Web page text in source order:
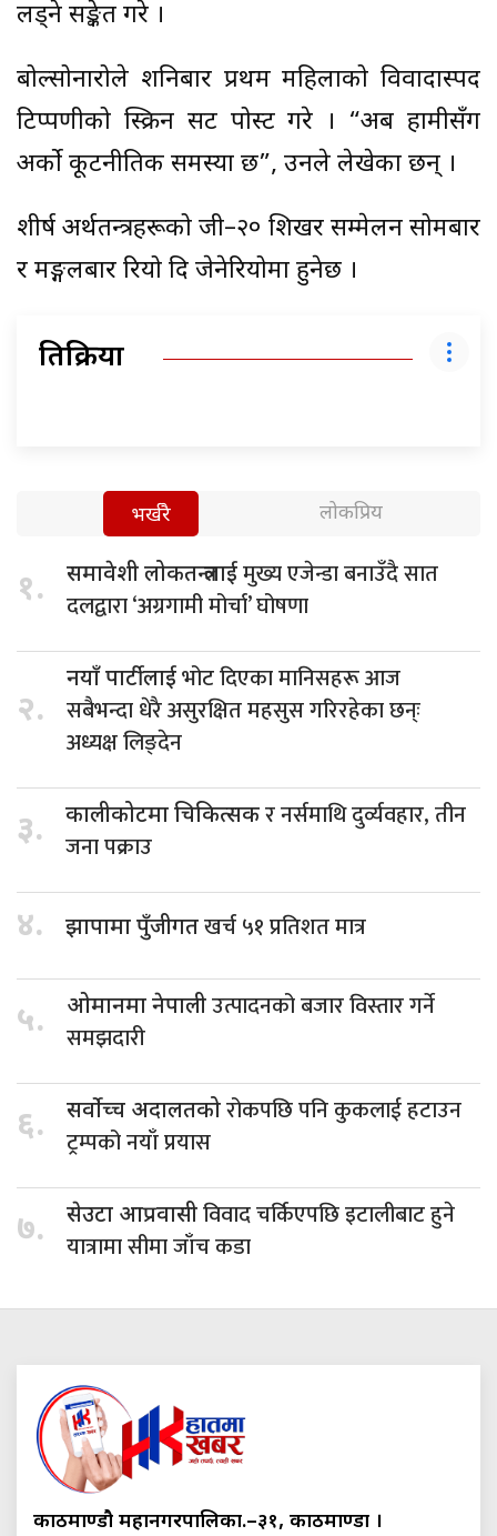
लड्ने सङ्केत गरे ।
बोल्सोनारोले शनिबार प्रथम महिलाको विवादास्पद
टिप्पणीको स्क्रिन सट पोस्ट गरे । “अब हामीसँग
अर्को कूटनीतिक समस्या छ”, उनले लेखेका छन् ।
शीर्ष अर्थतन्त्रहरूको जी–२० शिखर सम्मेलन सोमबार
र मङ्गलबार रियो दि जेनेरियोमा हुनेछ ।
प्रतिक्रिया
भर्खरै लोकप्रिय
१. समावेशी लोकतन्त्रलाईमुख्य एजेन्डा बनाउँदै सात
दलद्वारा ‘अग्रगामी मोर्चा’ घोषणा
२.
नयाँ पार्टीलाईभोट दिएका मानिसहरू आज
सबैभन्दा धेरै असुरक्षित महसुस गरिरहेका छन्ः
अध्यक्ष लिङ्देन
३. कालीकोटमा चिकित्सकर नर्समाथि दुर्व्यवहार, तीन
जना पक्राउ
४. झापामा पुँजीगतखर्च ५१ प्रतिशत मात्र
५. ओमानमा नेपालीउत्पादनको बजार विस्तार गर्ने
समझदारी
६. सर्वोच्च अदालतकोरोकपछि पनि कुकलाई हटाउन
ट्रम्पको नयाँ प्रयास
७. सेउटा आप्रवासीविवाद चर्किएपछि इटालीबाट हुने
यात्रामा सीमा जाँच कडा
काठमाण्डौ महानगरपालिका.–३१, काठमाण्डौं ।